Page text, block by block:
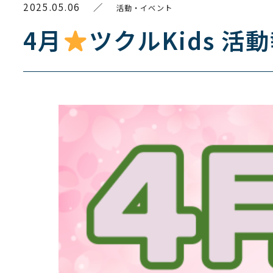
2025.05.06 ／ 活動・イベント
4月 ツクルKids 活